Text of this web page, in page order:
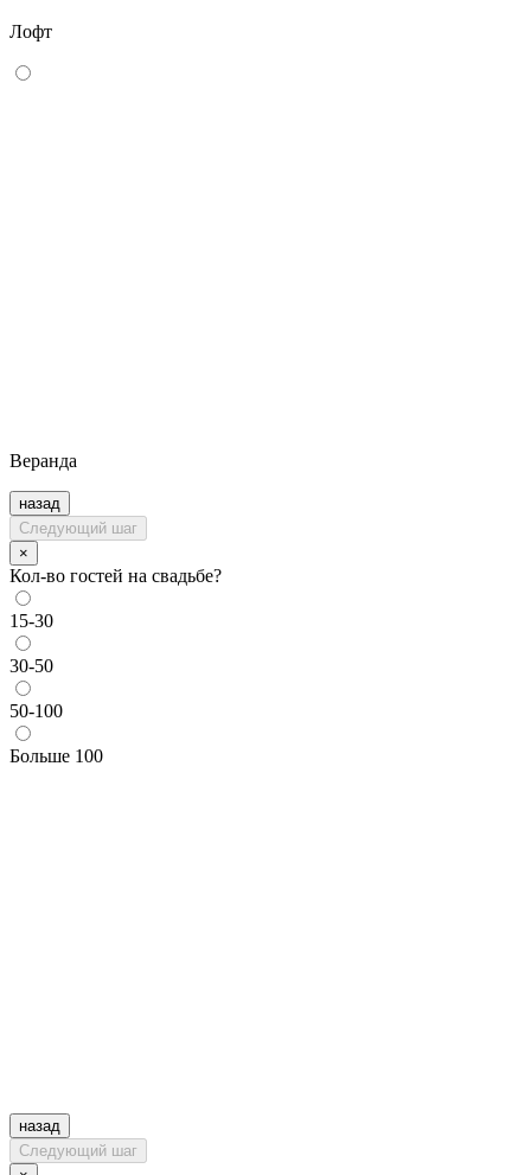
Лофт
Веранда
назад
Следующий шаг
×
Кол-во гостей на свадьбе?
15-30
30-50
50-100
Больше 100
назад
Следующий шаг